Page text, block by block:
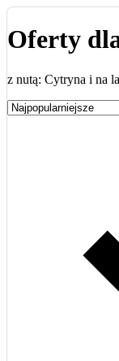
Oferty
z nutą: Cytryna i na